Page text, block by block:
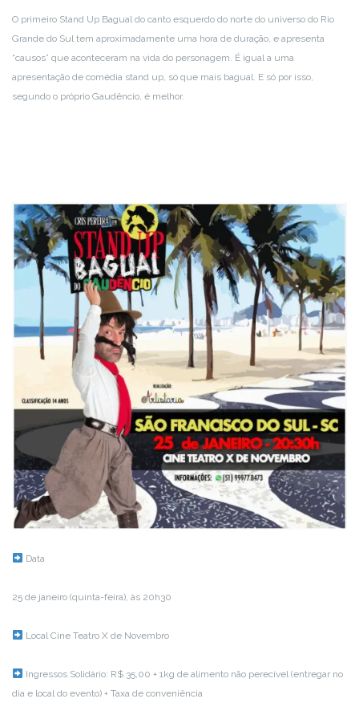
O primeiro Stand Up Bagual do canto esquerdo do norte do universo do Rio
Grande do Sul tem aproximadamente uma hora de duração, e apresenta
“causos” que aconteceram na vida do personagem. É igual a uma
apresentação de comédia stand up, só que mais bagual. E só por isso,
segundo o próprio Gaudêncio, é melhor.
Data
25 de janeiro (quinta-feira), às 20h30
LocalCine Teatro X de Novembro
IngressosSolidário: R$ 35,00 + 1kg de alimento não perecível (entregar no
dia e local do evento) + Taxa de conveniência